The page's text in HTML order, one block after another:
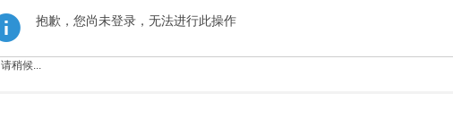
抱歉，您尚未登录，无法进行此操作
请稍候...